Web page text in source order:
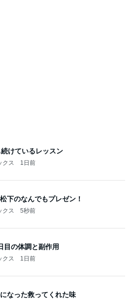
けているレッスン
クス 1日前
下のなんでもプレゼン！
クス 5秒前
目の体調と副作用
クス 1日前
なった救ってくれた味